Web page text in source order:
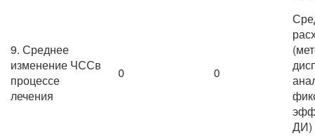
9. Среднее
изменение ЧССв
процессе
лечения
0 0
ДИ)